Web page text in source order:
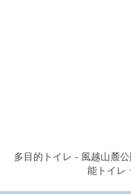
多目的トイレ - 風越山麓
能トイレ